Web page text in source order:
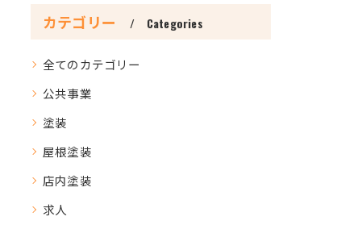
カテゴリー Categories
全てのカテゴリー
公共事業
塗装
屋根塗装
店内塗装
求人